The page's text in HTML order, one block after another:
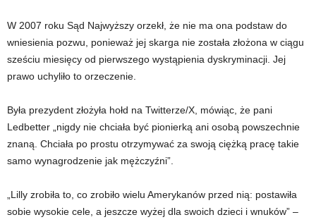
W 2007 roku Sąd Najwyższy orzekł, że nie ma ona podstaw do
wniesienia pozwu, ponieważ jej skarga nie została złożona w ciągu
sześciu miesięcy od pierwszego wystąpienia dyskryminacji. Jej
prawo uchyliło to orzeczenie.
Była prezydent złożyła hołd na Twitterze/X, mówiąc, że pani
Ledbetter „nigdy nie chciała być pionierką ani osobą powszechnie
znaną. Chciała po prostu otrzymywać za swoją ciężką pracę takie
samo wynagrodzenie jak mężczyźni”.
„Lilly zrobiła to, co zrobiło wielu Amerykanów przed nią: postawiła
sobie wysokie cele, a jeszcze wyżej dla swoich dzieci i wnuków” –